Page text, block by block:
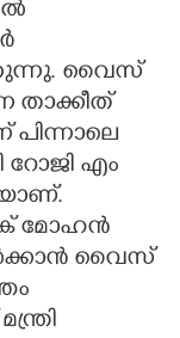
വൈസ്
താക്കീത്
പിന്നാലെ
റോജി എം
മോഹന്‍
വൈസ്